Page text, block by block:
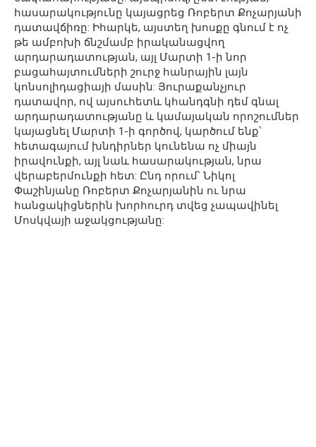
հասարակությունը կայացրեց Ռոբերտ Քոչարյանի
դատավճիռը: Իհարկե, այստեղ խոսքը գնում է ոչ
թե ամբոխի ճնշմամբ իրականացվող
արդարադատության, այլ Մարտի 1-ի նոր
բացահայտումների շուրջ հանրային լայն
կոնսոլիդացիայի մասին: Յուրաքանչյուր
դատավոր, ով այսուհետև կհանդգնի դեմ գնալ
արդարադատությանը և կամայական որոշումներ
կայացնել Մարտի 1-ի գործով, կարծում ենք՝
հետագայում խնդիրներ կունենա ոչ միայն
իրավունքի, այլ նաև հասարակության, նրա
վերաբերմունքի հետ: Ընդ որում՝ Նիկոլ
Փաշինյանը Ռոբերտ Քոչարյանին ու նրա
հանցակիցներին խորհուրդ տվեց չապավինել
Մոսկվայի աջակցությանը: